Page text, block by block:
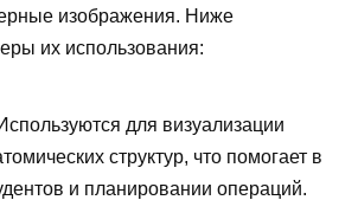
изображения. Ниже
их использования:
для визуализации
структур, что помогает в
и планировании операций.